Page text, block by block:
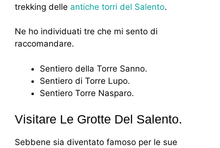
trekking delle antiche torri del Salento.
Ne ho individuati tre che mi sento di
raccomandare.
Sentiero della Torre Sanno.
Sentiero di Torre Lupo.
Sentiero Torre Nasparo.
Visitare Le Grotte Del Salento.
Sebbene sia diventato famoso per le sue